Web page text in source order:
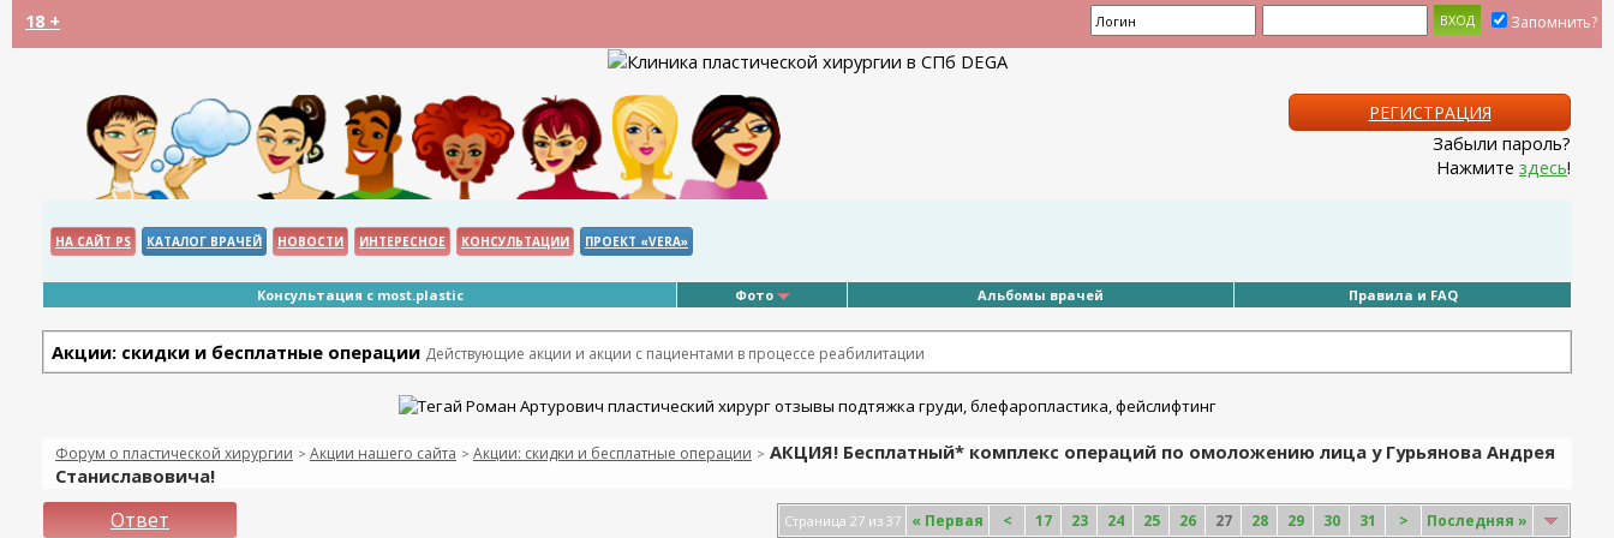
18 + Запомнить?
РЕГИСТРАЦИЯ
Забыли пароль?
Нажмите здесь!
НА САЙТ PS КАТАЛОГ ВРАЧЕЙ НОВОСТИ ИНТЕРЕСНОЕ КОНСУЛЬТАЦИИ ПРОЕКТ «VERA»
Консультация с most.plastic Фото Альбомы врачей Правила и FAQ
Акции: скидки и бесплатные операции Действующие акции и акции с пациентами в процессе реабилитации
Форум о пластической хирургии > Акции нашего сайта > Акции: скидки и бесплатные операции > АКЦИЯ! Бесплатный* комплекс операций по омоложению лица у Гурьянова Андрея
Станиславовича!
Ответ Страница 27 из 37 « Первая < 17 23 24 25 26 27 28 29 30 31 > Последняя »